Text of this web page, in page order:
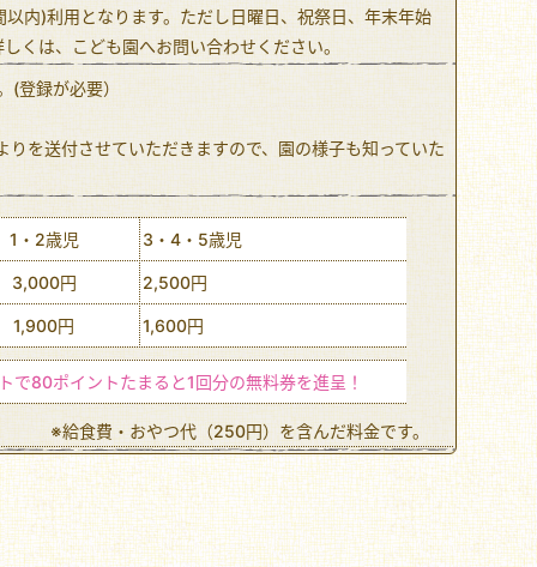
内)利用となります。ただし日曜日、祝祭日、年末年始
くは、こども園へお問い合わせください。
登録が必要）
を送付させていただきますので、園の様子も知っていた
1・2歳児 3・4・5歳児
3,000円 2,500円
1,900円 1,600円
で80ポイントたまると1回分の無料券を進呈！
※給食費・おやつ代（250円）を含んだ料金です。